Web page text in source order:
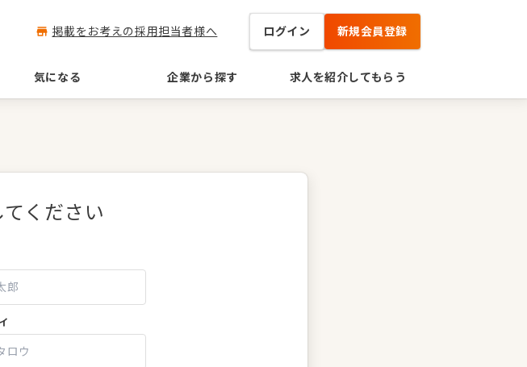
掲載をお考えの採用担当者様へ ログイン 新規会員登録
気になる 企業から探す 求人を紹介してもらう
ください